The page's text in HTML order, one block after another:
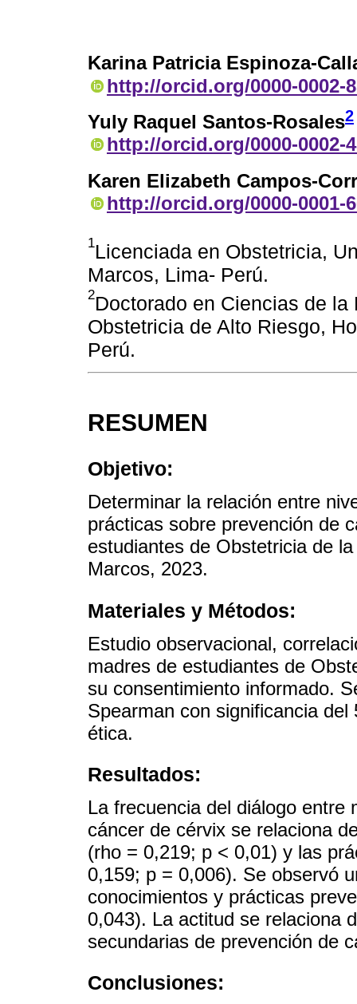
Karina Patricia Espinoza-
http://orcid.org/0000-0002-
Yuly Raquel Santos-Rosales2
http://orcid.org/0000-0002-
Karen Elizabeth Campos-
http://orcid.org/0000-0001-
1Licenciada en Obstetricia,
Marcos, Lima- Perú.
2Doctorado en Ciencias de
Obstetricia de Alto Riesgo,
Perú.
RESUMEN
Objetivo:
Determinar la relación entre
prácticas sobre prevención de
estudiantes de Obstetricia de
Marcos, 2023.
Materiales y Métodos:
Estudio observacional,
madres de estudiantes de
su consentimiento informado.
Spearman con significancia
ética.
Resultados:
La frecuencia del diálogo entre
cáncer de cérvix se relaciona
(rho = 0,219; p < 0,01) y las
0,159; p = 0,006). Se observó
conocimientos y prácticas
0,043). La actitud se relaciona
secundarias de prevención de
Conclusiones: